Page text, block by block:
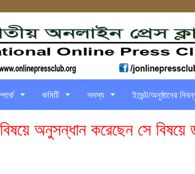
কমিটি সদস্য ইভেন্ট/অনুষ্ঠানের
অনুসন্ধান করেছেন সে